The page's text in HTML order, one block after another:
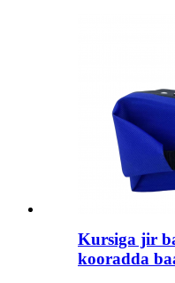
Kursiga jir
kooradda